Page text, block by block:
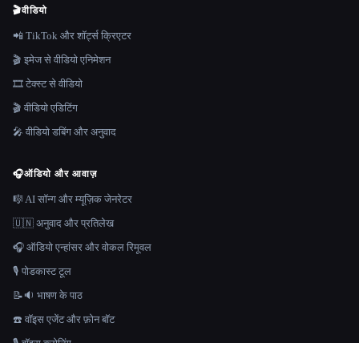
🎬वीडियो
📲 TikTok और शॉर्ट्स क्रिएटर
🎬 इमेज से वीडियो एनिमेशन
🎞️ टेक्स्ट से वीडियो
🎬 वीडियो एडिटिंग
🎤 वीडियो डबिंग और अनुवाद
🎧ऑडियो और आवाज़
🎼 AI सॉन्ग और म्यूज़िक जेनरेटर
🇺🇳 अनुवाद और प्रतिलेख
🎧 ऑडियो एन्हांसर और वोकल रिमूवल
🎙️ पोडकास्ट टूल
📝🔉 भाषण के पाठ
☎️ वॉइस एजेंट और फ़ोन बॉट